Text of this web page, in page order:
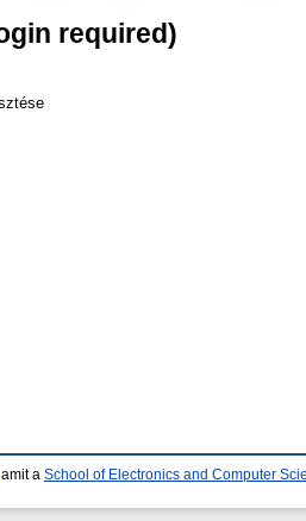
required)
amit a School of Electronics and Computer